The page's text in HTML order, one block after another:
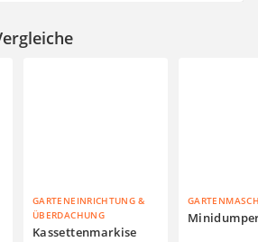
GARTENEINRICHTUNG &
ÜBERDACHUNG
Kassettenmarkise